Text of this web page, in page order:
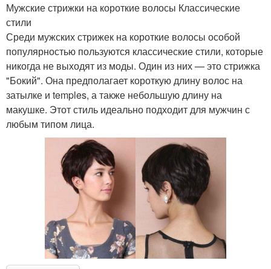
Мужские стрижки на короткие волосы Классические
стили
Среди мужских стрижек на короткие волосы особой
популярностью пользуются классические стили, которые
никогда не выходят из моды. Один из них — это стрижка
"Бокий". Она предполагает короткую длину волос на
затылке и temples, а также небольшую длину на
макушке. Этот стиль идеально подходит для мужчин с
любым типом лица.